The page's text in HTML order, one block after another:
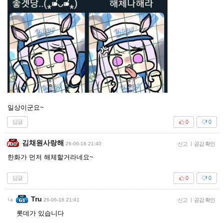
일상이군요~
답글 0
0
김채원사랑해 26-06-16 21:40 신고 | 공감 확인
한화가 먼저 해체할거라네요~
답글 0
0
Tru 26-06-16 21:41 신고 | 공감 확인
롯데가 있습니다